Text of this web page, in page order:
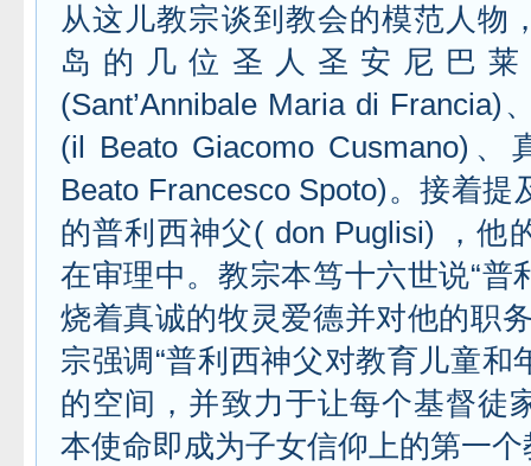
从这儿教宗谈到教会的模范人物
岛的几位圣人圣安尼巴
(Sant’Annibale Maria di Francia)
(il Beato Giacomo Cusmano)
Beato Francesco Spoto)。接着提
的普利西神父( don Puglisi) ，他
在审理中。教宗本笃十六世说“普
烧着真诚的牧灵爱德并对他的职
宗强调“普利西神父对教育儿童和
的空间，并致力于让每个基督徒
本使命即成为子女信仰上的第一个